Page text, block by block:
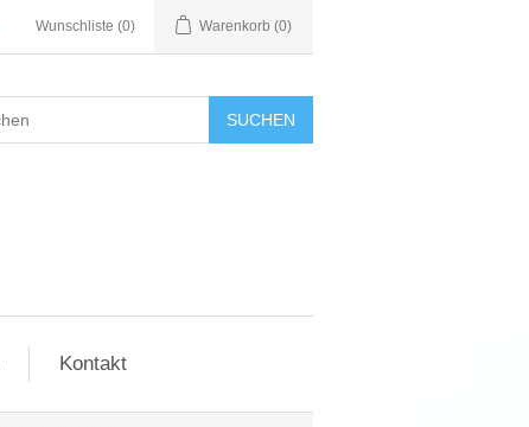
Wunschliste (0) Warenkorb (0)
SUCHEN
Kontakt